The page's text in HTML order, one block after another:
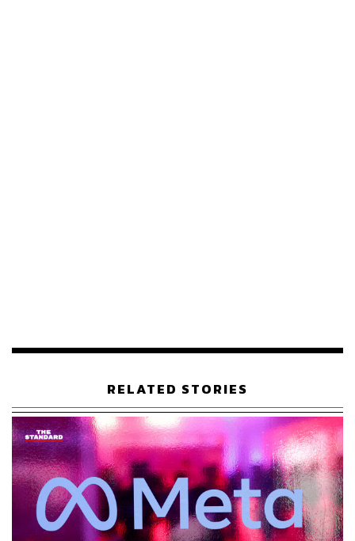
AI มาใช้อย่างระมัดระวัง เพื่อป้องกันความเสี่ยงและอันตราย
ที่อาจเกิดขึ้น และเพื่อบรรลุเป้าหมายนี้ เราจำเป็นต้องให้
มนุษย์เป็นผู้นำในการกำกับดูแลการทำงานของ AI
เราสามารถออกแบบฟีเจอร์ที่ทรงพลัง มีความน่าเชื่อถือ และ
ทำงานครอบคลุมทั้งระบบ เพื่อให้เทคโนโลยีมุ่งเน้นไปยังจุดที่
ต้องใช้การตัดสินใจอย่างรอบคอบและต้องการความสนใจ
จากเรามากที่สุด
RELATED STORIES